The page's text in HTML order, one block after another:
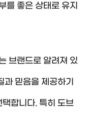
를 좋은 상태로 유지
브랜드로 알려져 있
과 믿음을 제공하기
합니다. 특히 도브